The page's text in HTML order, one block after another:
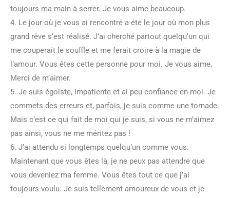
toujours ma main à serrer. Je vous aime beaucoup.
4. Le jour où je vous ai rencontré a été le jour où mon plus
grand rêve s’est réalisé. J’ai cherché partout quelqu’un qui
me couperait le souffle et me ferait croire à la magie de
l’amour. Vous êtes cette personne pour moi. Je vous aime.
Merci de m’aimer.
5. Je suis égoïste, impatiente et ai peu confiance en moi. Je
commets des erreurs et, parfois, je suis comme une tornade.
Mais c’est ce qui fait de moi qui je suis, si vous ne m’aimez
pas ainsi, vous ne me méritez pas !
6. J’ai attendu si longtemps quelqu’un comme vous.
Maintenant que vous êtes là, je ne peux pas attendre que
vous deveniez ma femme. Vous êtes tout ce que j’ai
toujours voulu. Je suis tellement amoureux de vous et je